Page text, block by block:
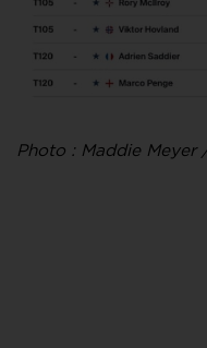
Photo : Maddie